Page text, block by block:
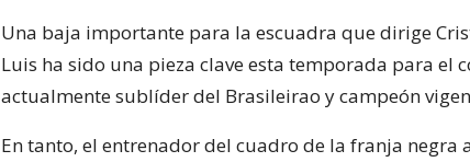
Una baja importante para la escuadra que dirige
Luis ha sido una pieza clave esta temporada para el
actualmente sublíder del Brasileirao y campeón
En tanto, el entrenador del cuadro de la franja negra